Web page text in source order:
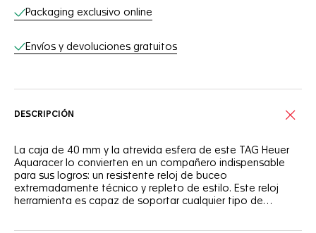
Packaging exclusivo online
Envíos y devoluciones gratuitos
DESCRIPCIÓN
La caja de 40 mm y la atrevida esfera de este TAG Heuer
Aquaracer lo convierten en un compañero indispensable
para sus logros: un resistente reloj de buceo
extremadamente técnico y repleto de estilo. Este reloj
herramienta es capaz de soportar cualquier tipo de